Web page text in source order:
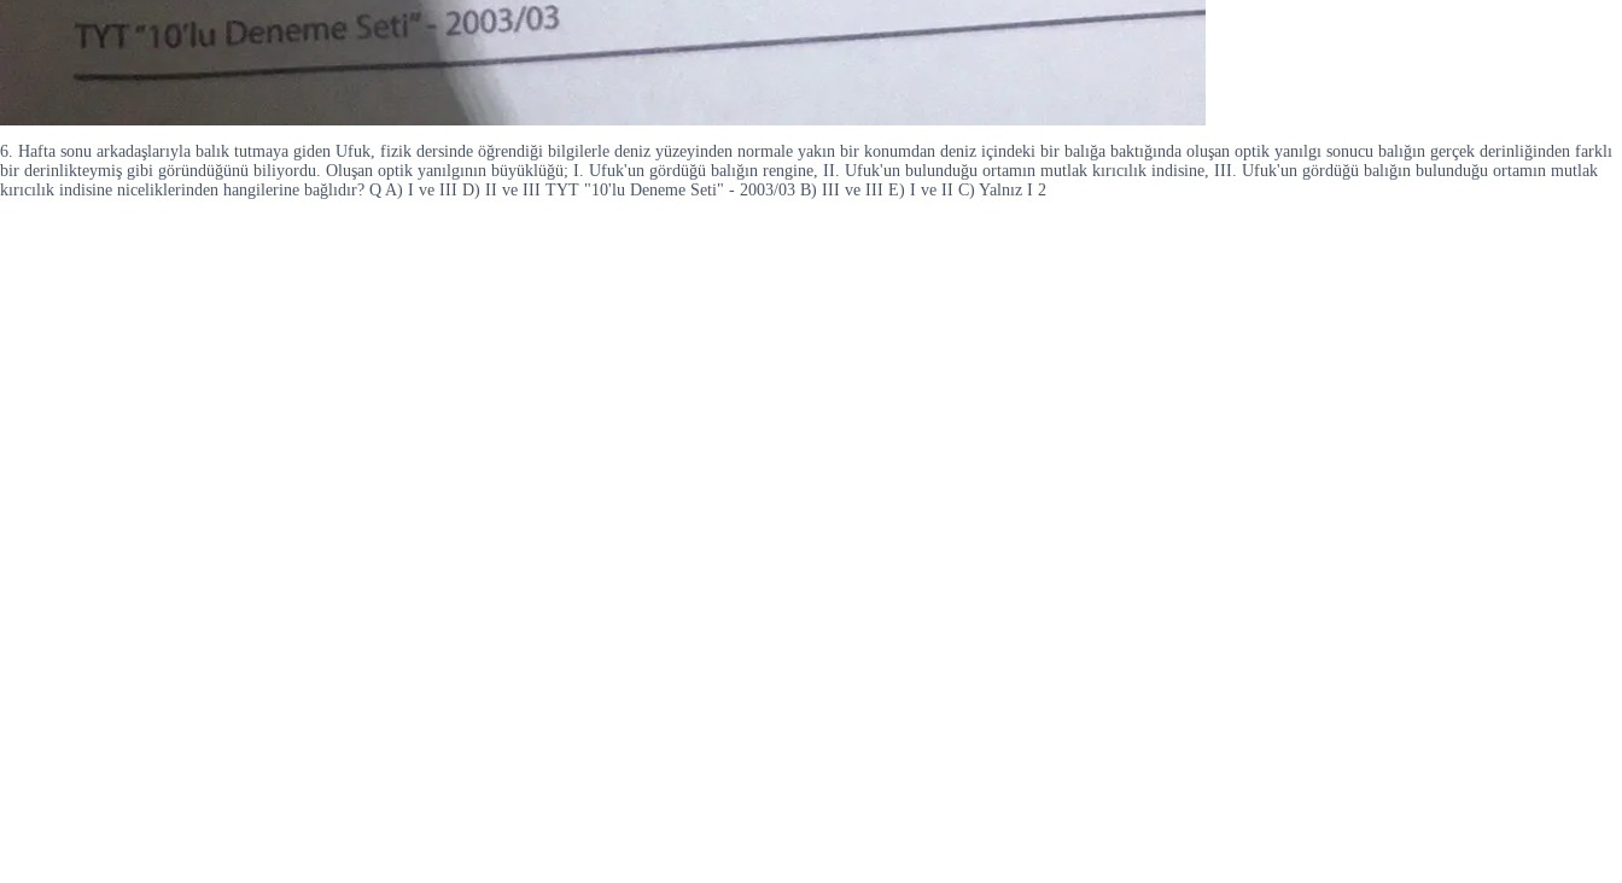
6. Hafta sonu arkadaşlarıyla balık tutmaya giden Ufuk, fizik dersinde öğrendiği bilgilerle deniz yüzeyinden normale yakın bir konumdan deniz içindeki bir balığa baktığında oluşan optik yanılgı sonucu balığın gerçek derinliğinden farklı
bir derinlikteymiş gibi göründüğünü biliyordu. Oluşan optik yanılgının büyüklüğü; I. Ufuk'un gördüğü balığın rengine, II. Ufuk'un bulunduğu ortamın mutlak kırıcılık indisine, III. Ufuk'un gördüğü balığın bulunduğu ortamın mutlak
kırıcılık indisine niceliklerinden hangilerine bağlıdır? Q A) I ve III D) II ve III TYT "10'lu Deneme Seti" - 2003/03 B) III ve III E) I ve II C) Yalnız I 2